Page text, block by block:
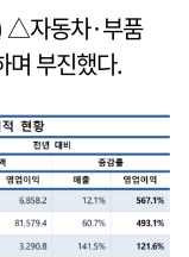
자동차·부품
며 부진했다.